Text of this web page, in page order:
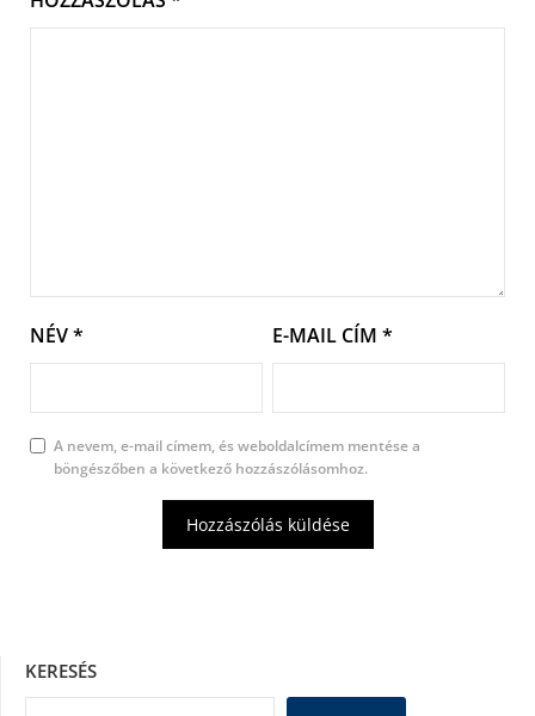
NÉV* E-MAIL CÍM *
A nevem, e-mail címem, és weboldalcímem mentése a
böngészőben a következő hozzászólásomhoz.
KERESÉS